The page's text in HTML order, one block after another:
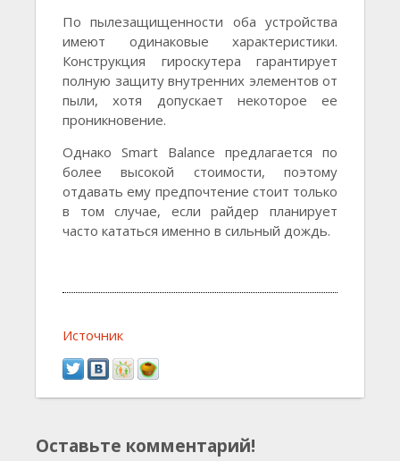
По пылезащищенности оба устройства
имеют одинаковые характеристики.
Конструкция гироскутера гарантирует
полную защиту внутренних элементов от
пыли, хотя допускает некоторое ее
проникновение.
Однако Smart Balance предлагается по
более высокой стоимости, поэтому
отдавать ему предпочтение стоит только
в том случае, если райдер планирует
часто кататься именно в сильный дождь.
Источник
Оставьте комментарий!